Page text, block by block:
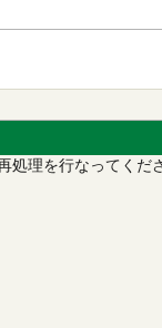
処理を行なってくだ